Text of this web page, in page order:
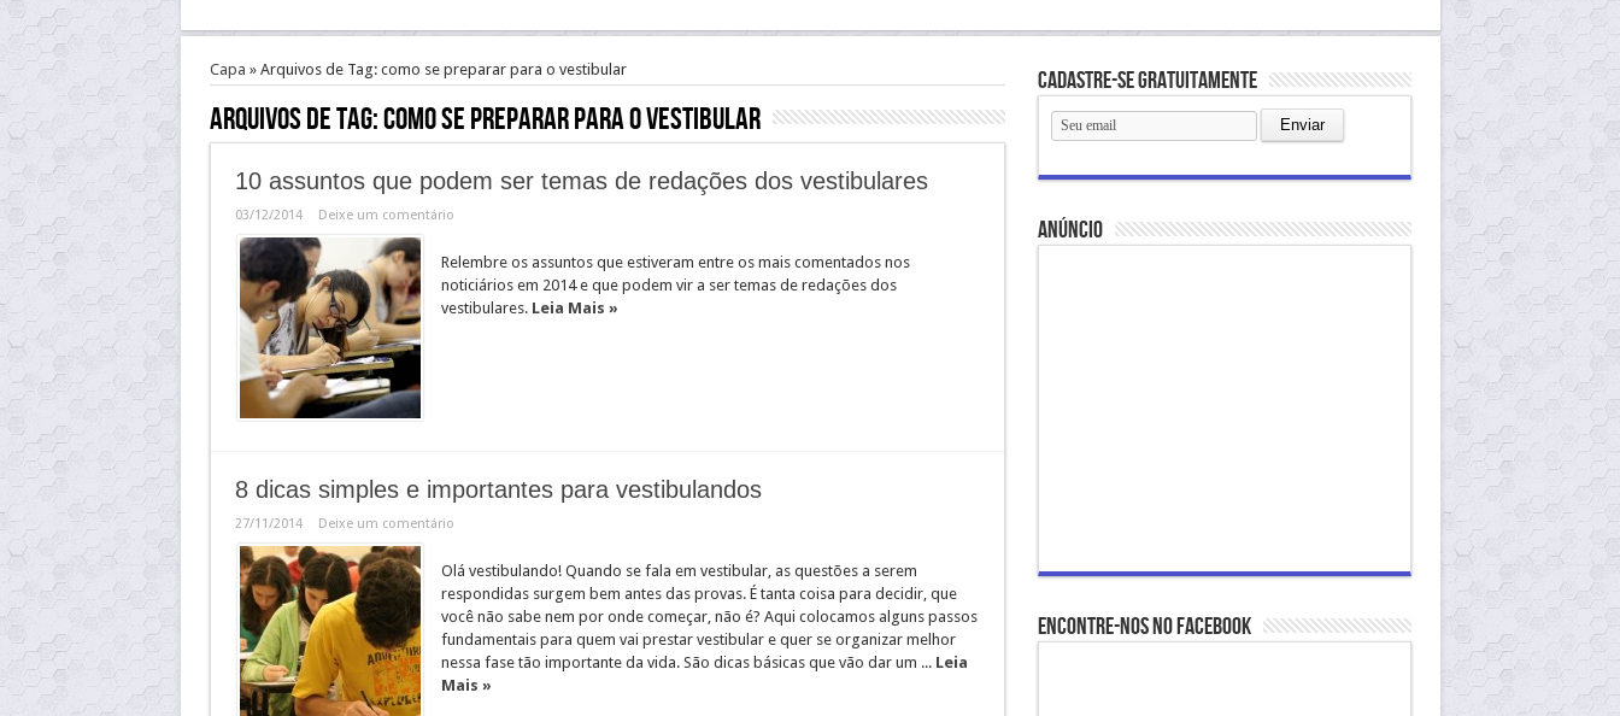
Capa » Arquivos de Tag: como se preparar para o vestibular
Arquivos de Tag:como se preparar para o vestibular
10 assuntos que podem ser temas de redações dos vestibulares
03/12/2014 Deixe um comentário
Relembre os assuntos que estiveram entre os mais comentados nos
noticiários em 2014 e que podem vir a ser temas de redações dos
vestibulares. Leia Mais »
8 dicas simples e importantes para vestibulandos
27/11/2014 Deixe um comentário
Olá vestibulando! Quando se fala em vestibular, as questões a serem
respondidas surgem bem antes das provas. É tanta coisa para decidir, que
você não sabe nem por onde começar, não é? Aqui colocamos alguns passos
fundamentais para quem vai prestar vestibular e quer se organizar melhor
nessa fase tão importante da vida. São dicas básicas que vão dar um ... Leia
Mais »
Cadastre-se gratuitamente
anúncio
Encontre-nos no Facebook